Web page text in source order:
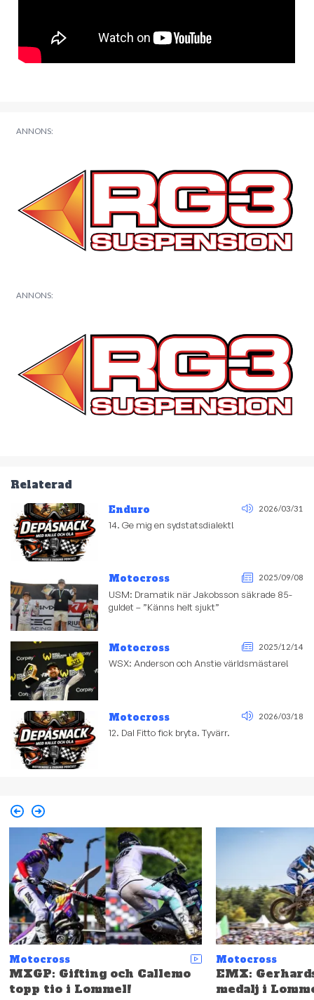
ANNONS:
ANNONS:
Relaterad
Enduro 2026/03/31
14. Ge mig en sydstatsdialekt!
Motocross 2025/09/08
USM: Dramatik när Jakobsson säkrade 85-
guldet – ”Känns helt sjukt”
Motocross 2025/12/14
WSX: Anderson och Anstie världsmästare!
Motocross 2026/03/18
12. Dal Fitto fick bryta. Tyvärr.
Motocross
MXGP: Gifting och Callemo
topp tio i Lommel!
Motocross
EMX:
medalj i